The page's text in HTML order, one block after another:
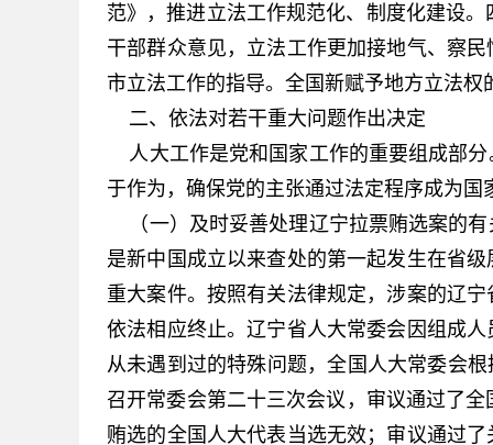
范》，推进立法工作规范化、制度化建设
干部群众意见，立法工作更加接地气、察
市立法工作的指导。全国新赋予地方立法
二、依法对若干重大问题作出决定
人大工作是党和国家工作的重要组成部
于作为，确保党的主张通过法定程序成为国
（一）及时妥善处理辽宁拉票贿选案的
是新中国成立以来查处的第一起发生在省
重大案件。按照有关法律规定，涉案的辽
依法相应终止。辽宁省人大常委会因组成
从未遇到过的特殊问题，全国人大常委会
召开常委会第二十三次会议，审议通过了
贿选的全国人大代表当选无效；审议通过